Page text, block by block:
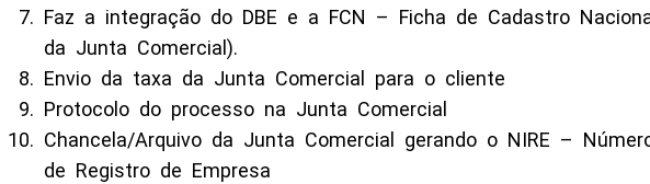
Faz a integração do DBE e a FCN – Ficha de Cadastro
da Junta Comercial).
Envio da taxa da Junta Comercial para o cliente
Protocolo do processo na Junta Comercial
Chancela/Arquivo da Junta Comercial gerando o NIRE –
de Registro de Empresa